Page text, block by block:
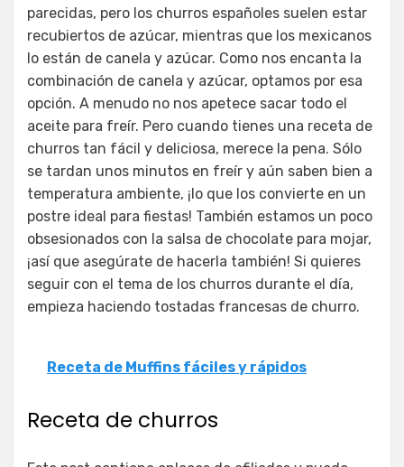
parecidas, pero los churros españoles suelen estar
recubiertos de azúcar, mientras que los mexicanos
lo están de canela y azúcar. Como nos encanta la
combinación de canela y azúcar, optamos por esa
opción. A menudo no nos apetece sacar todo el
aceite para freír. Pero cuando tienes una receta de
churros tan fácil y deliciosa, merece la pena. Sólo
se tardan unos minutos en freír y aún saben bien a
temperatura ambiente, ¡lo que los convierte en un
postre ideal para fiestas! También estamos un poco
obsesionados con la salsa de chocolate para mojar,
¡así que asegúrate de hacerla también! Si quieres
seguir con el tema de los churros durante el día,
empieza haciendo tostadas francesas de churro.
Receta de Muffins fáciles y rápidos
Receta de churros